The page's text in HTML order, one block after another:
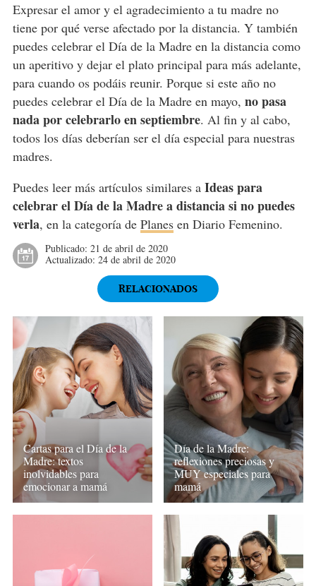
Expresar el amor y el agradecimiento a tu madre no
tiene por qué verse afectado por la distancia. Y también
puedes celebrar el Día de la Madre en la distancia como
un aperitivo y dejar el plato principal para más adelante,
para cuando os podáis reunir. Porque si este año no
puedes celebrar el Día de la Madre en mayo, no pasa
nada por celebrarlo en septiembre. Al fin y al cabo,
todos los días deberían ser el día especial para nuestras
madres.
Puedes leer más artículos similares a Ideas para
celebrar el Día de la Madre a distancia si no puedes
verla, en la categoría de Planesen Diario Femenino.
Publicado: 21 de abril de 2020
Actualizado: 24 de abril de 2020
RELACIONADOS
Cartas para el Día de la
Madre: textos
inolvidables para
emocionar a mamá
Día de la Madre:
reflexiones preciosas y
MUY especiales para
mamá